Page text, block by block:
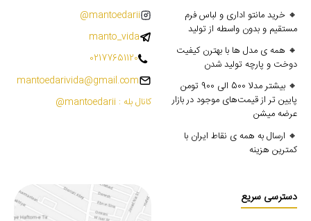
🔸 خرید مانتو اداری و لباس فرم
مستقیم و بدون واسطه از تولید
🔸 همه ی مدل ها با بهترن کیفیت
دوخت و پارچه تولید شدن
🔸 بیشتر مدلا 500 الی 900 تومن
پایین تر از قیمت‌های موجود در بازار
عرضه میشن
🔸 ارسال به همه ی نقاط ایران با
کمترین هزینه
mantoedarii@
manto_vida
02177651120
mantoedarivida@gmail.com
کانال بله : mantoedarii@
دسترسی سریع